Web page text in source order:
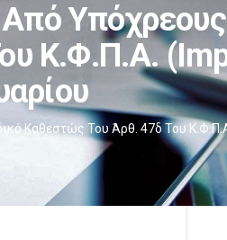
Υπόχρεους
Κ.Φ.Π.Α.
Καθεστώς Του Άρθ. 47δ Του